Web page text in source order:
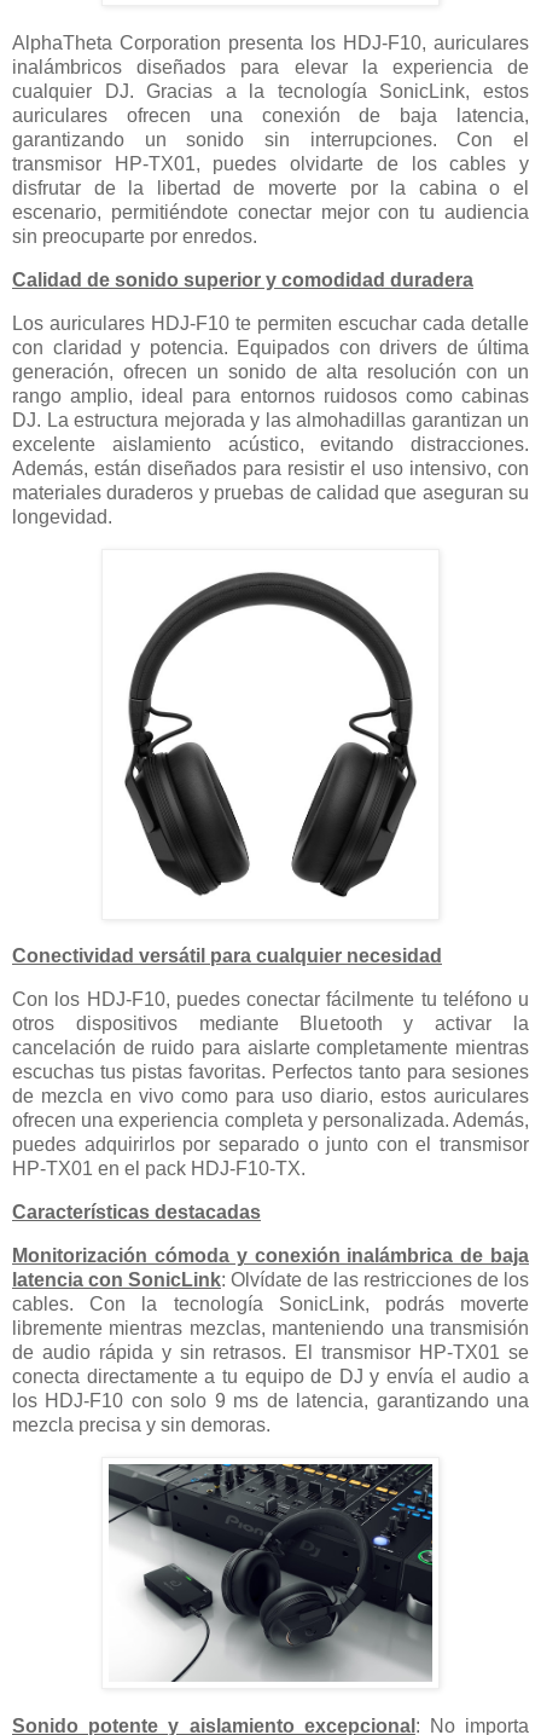
AlphaTheta Corporation presenta los HDJ-F10, auriculares
inalámbricos diseñados para elevar la experiencia de
cualquier DJ. Gracias a la tecnología SonicLink, estos
auriculares ofrecen una conexión de baja latencia,
garantizando un sonido sin interrupciones. Con el
transmisor HP-TX01, puedes olvidarte de los cables y
disfrutar de la libertad de moverte por la cabina o el
escenario, permitiéndote conectar mejor con tu audiencia
sin preocuparte por enredos.
Calidad de sonido superior y comodidad duradera
Los auriculares HDJ-F10 te permiten escuchar cada detalle
con claridad y potencia. Equipados con drivers de última
generación, ofrecen un sonido de alta resolución con un
rango amplio, ideal para entornos ruidosos como cabinas
DJ. La estructura mejorada y las almohadillas garantizan un
excelente aislamiento acústico, evitando distracciones.
Además, están diseñados para resistir el uso intensivo, con
materiales duraderos y pruebas de calidad que aseguran su
longevidad.
Conectividad versátil para cualquier necesidad
Con los HDJ-F10, puedes conectar fácilmente tu teléfono u
otros dispositivos mediante Bluetooth y activar la
cancelación de ruido para aislarte completamente mientras
escuchas tus pistas favoritas. Perfectos tanto para sesiones
de mezcla en vivo como para uso diario, estos auriculares
ofrecen una experiencia completa y personalizada. Además,
puedes adquirirlos por separado o junto con el transmisor
HP-TX01 en el pack HDJ-F10-TX.
Características destacadas
Monitorización cómoda y conexión inalámbrica de baja
latencia con SonicLink: Olvídate de las restricciones de los
cables. Con la tecnología SonicLink, podrás moverte
libremente mientras mezclas, manteniendo una transmisión
de audio rápida y sin retrasos. El transmisor HP-TX01 se
conecta directamente a tu equipo de DJ y envía el audio a
los HDJ-F10 con solo 9 ms de latencia, garantizando una
mezcla precisa y sin demoras.
Sonido potente y aislamiento excepcional : No importa